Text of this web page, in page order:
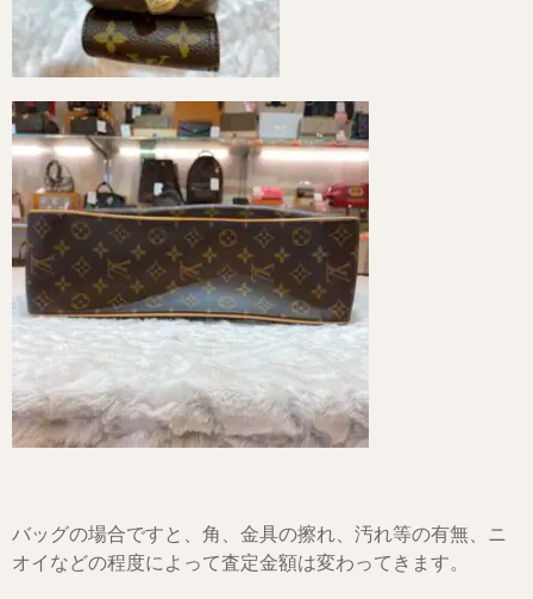
バッグの場合ですと、角、金具の擦れ、汚れ等の有無、ニ
オイなどの程度によって査定金額は変わってきます。